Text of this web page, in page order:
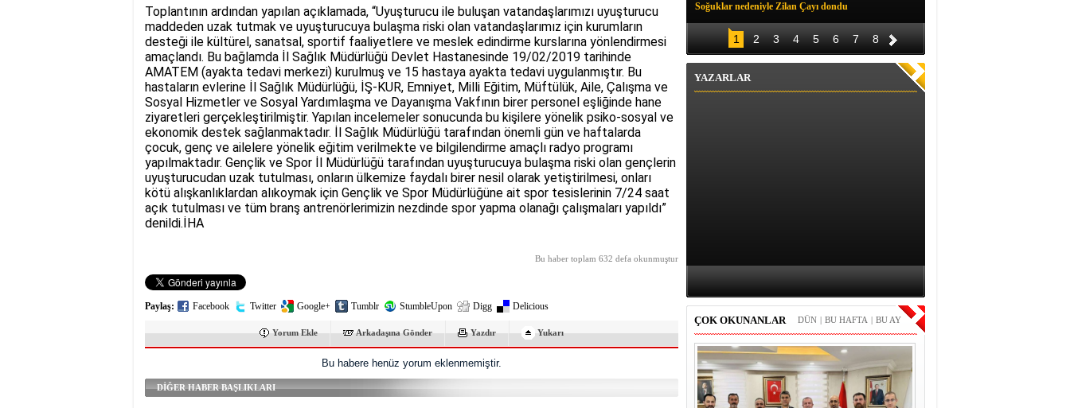
Toplantının ardından yapılan açıklamada, “Uyuşturucu ile buluşan vatandaşlarımızı uyuşturucu
maddeden uzak tutmak ve uyuşturucuya bulaşma riski olan vatandaşlarımız için kurumların
desteği ile kültürel, sanatsal, sportif faaliyetlere ve meslek edindirme kurslarına yönlendirmesi
amaçlandı. Bu bağlamda İl Sağlık Müdürlüğü Devlet Hastanesinde 19/02/2019 tarihinde
AMATEM (ayakta tedavi merkezi) kurulmuş ve 15 hastaya ayakta tedavi uygulanmıştır. Bu
hastaların evlerine İl Sağlık Müdürlüğü, İŞ-KUR, Emniyet, Milli Eğitim, Müftülük, Aile, Çalışma ve
Sosyal Hizmetler ve Sosyal Yardımlaşma ve Dayanışma Vakfının birer personel eşliğinde hane
ziyaretleri gerçekleştirilmiştir. Yapılan incelemeler sonucunda bu kişilere yönelik psiko-sosyal ve
ekonomik destek sağlanmaktadır. İl Sağlık Müdürlüğü tarafından önemli gün ve haftalarda
çocuk, genç ve ailelere yönelik eğitim verilmekte ve bilgilendirme amaçlı radyo programı
yapılmaktadır. Gençlik ve Spor İl Müdürlüğü tarafından uyuşturucuya bulaşma riski olan gençlerin
uyuşturucudan uzak tutulması, onların ülkemize faydalı birer nesil olarak yetiştirilmesi, onları
kötü alışkanlıklardan alıkoymak için Gençlik ve Spor Müdürlüğüne ait spor tesislerinin 7/24 saat
açık tutulması ve tüm branş antrenörlerimizin nezdinde spor yapma olanağı çalışmaları yapıldı”
denildi.İHA
Bu haber toplam 632 defa okunmuştur
Paylaş: Facebook Twitter Google+ Tumblr StumbleUpon Digg Delicious
Yorum Ekle Arkadaşına Gönder Yazdır Yukarı
Bu habere henüz yorum eklenmemiştir.
DİĞER HABER BAŞLIKLARI
Soğuklar nedeniyle Zilan Çayı dondu
1 2 3 4 5 6 7 8
YAZARLAR
ÇOK OKUNANLAR BU AY
|
BU HAFTA
|
DÜN